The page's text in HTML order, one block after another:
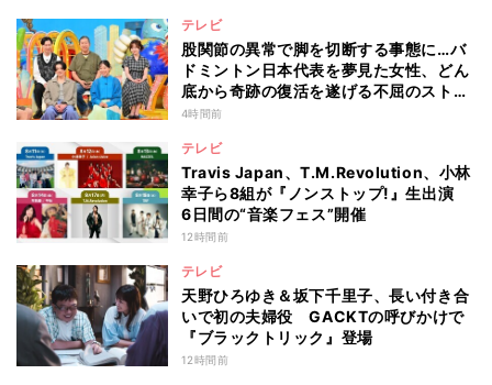
テレビ
股関節の異常で脚を切断する事態に…バ
ドミントン日本代表を夢見た女性、どん
底から奇跡の復活を遂げる不屈のストー
リー『仰天』が再現
4時間前
テレビ
Travis Japan、T.M.Revolution、小林
幸子ら8組が『ノンストップ!』生出演
6日間の“音楽フェス”開催
12時間前
テレビ
天野ひろゆき＆坂下千里子、長い付き合
いで初の夫婦役 GACKTの呼びかけで
『ブラックトリック』登場
12時間前